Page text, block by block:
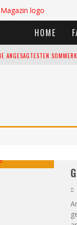
HOME
ANGESAGTESTEN